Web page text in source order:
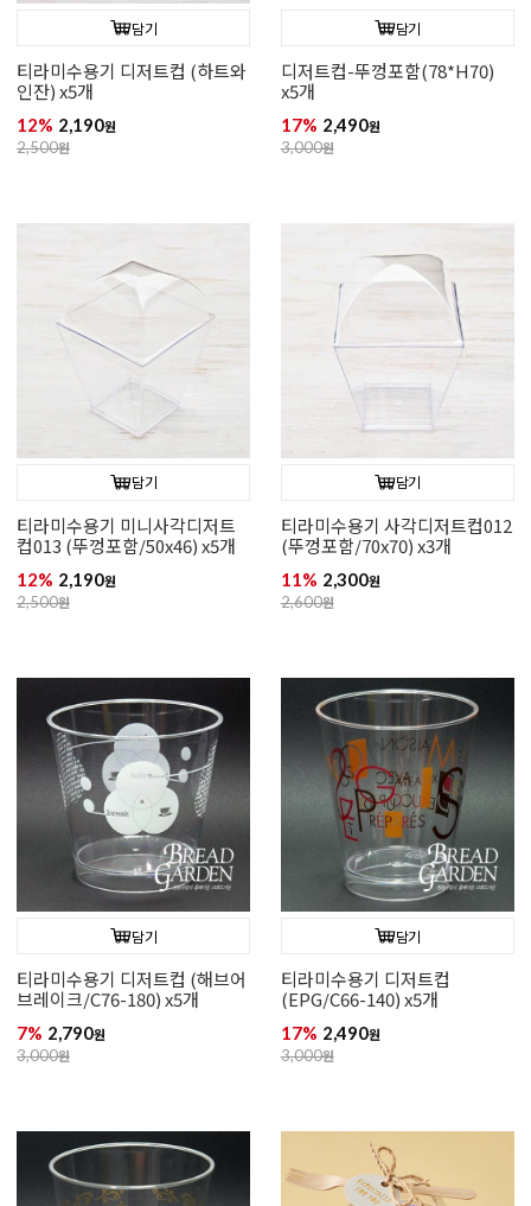
담기
티라미수용기 디저트컵 (하트와
인잔) x5개
12% 2,190원
2,500원
담기
디저트컵-뚜껑포함(78*H70)
x5개
17% 2,490원
3,000원
담기
티라미수용기 미니사각디저트
컵013 (뚜껑포함/50x46) x5개
12% 2,190원
2,500원
담기
티라미수용기 사각디저트컵012
(뚜껑포함/70x70) x3개
11% 2,300원
2,600원
담기
티라미수용기 디저트컵 (해브어
브레이크/C76-180) x5개
7% 2,790원
3,000원
담기
티라미수용기 디저트컵
(EPG/C66-140) x5개
17% 2,490원
3,000원